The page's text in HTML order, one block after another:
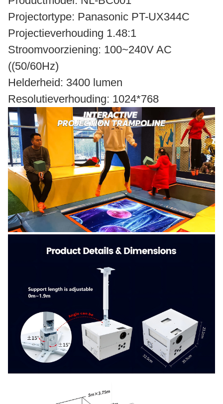
Projectortype: Panasonic PT-UX344C
Projectieverhouding 1.48:1
Stroomvoorziening: 100~240V AC
((50/60Hz)
Helderheid: 3400 lumen
Resolutieverhouding: 1024*768